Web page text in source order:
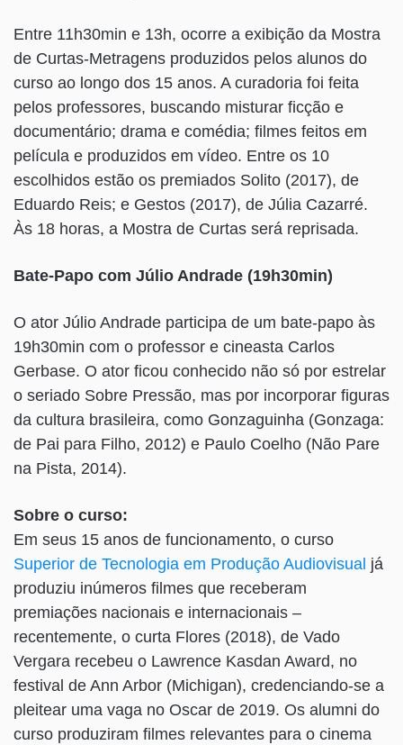
Entre 11h30min e 13h, ocorre a exibição da Mostra
de Curtas-Metragens produzidos pelos alunos do
curso ao longo dos 15 anos. A curadoria foi feita
pelos professores, buscando misturar ficção e
documentário; drama e comédia; filmes feitos em
película e produzidos em vídeo. Entre os 10
escolhidos estão os premiados Solito (2017), de
Eduardo Reis; e Gestos (2017), de Júlia Cazarré.
Às 18 horas, a Mostra de Curtas será reprisada.
Bate-Papo com Júlio Andrade (19h30min)
O ator Júlio Andrade participa de um bate-papo às
19h30min com o professor e cineasta Carlos
Gerbase. O ator ficou conhecido não só por estrelar
o seriado Sobre Pressão, mas por incorporar figuras
da cultura brasileira, como Gonzaguinha (Gonzaga:
de Pai para Filho, 2012) e Paulo Coelho (Não Pare
na Pista, 2014).
Sobre o curso:
Em seus 15 anos de funcionamento, o curso
Superior de Tecnologia em Produção Audiovisual já
produziu inúmeros filmes que receberam
premiações nacionais e internacionais –
recentemente, o curta Flores (2018), de Vado
Vergara recebeu o Lawrence Kasdan Award, no
festival de Ann Arbor (Michigan), credenciando-se a
pleitear uma vaga no Oscar de 2019. Os alumni do
curso produziram filmes relevantes para o cinema